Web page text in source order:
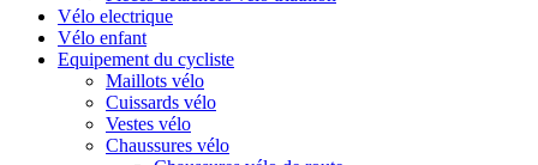
Vélo electrique
Vélo enfant
Equipement du cycliste
Maillots vélo
Cuissards vélo
Vestes vélo
Chaussures vélo